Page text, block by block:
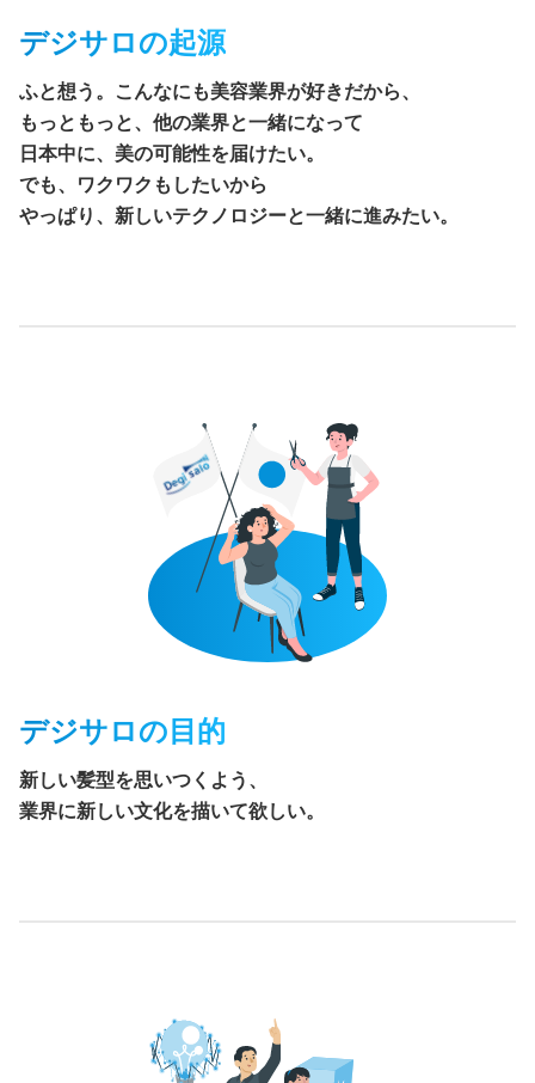
デジサロの起源
ふと想う。こんなにも美容業界が好きだから、
もっともっと、他の業界と一緒になって
日本中に、美の可能性を届けたい。
でも、ワクワクもしたいから
やっぱり、新しいテクノロジーと一緒に進みたい。
デジサロの目的
新しい髪型を思いつくよう、
業界に新しい文化を描いて欲しい。